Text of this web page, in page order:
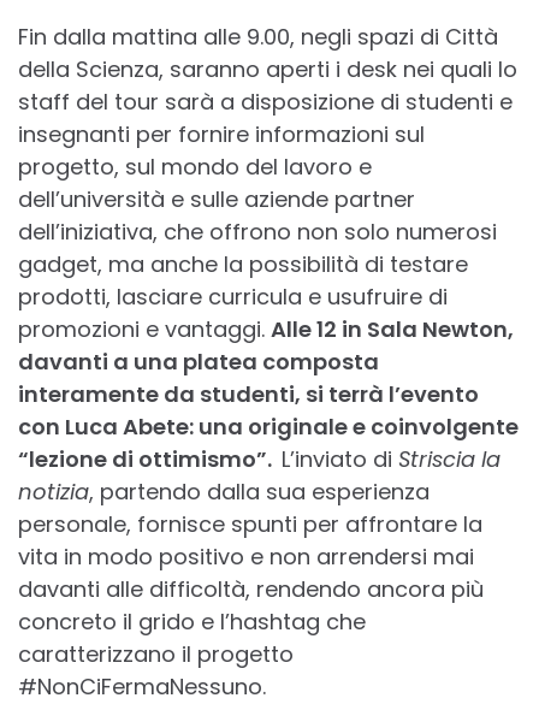
Fin dalla mattina alle 9.00, negli spazi di Città
della Scienza, saranno aperti i desk nei quali lo
staff del tour sarà a disposizione di studenti e
insegnanti per fornire informazioni sul
progetto, sul mondo del lavoro e
dell’università e sulle aziende partner
dell’iniziativa, che offrono non solo numerosi
gadget, ma anche la possibilità di testare
prodotti, lasciare curricula e usufruire di
promozioni e vantaggi. Alle 12 in Sala Newton,
davanti a una platea composta
interamente da studenti, si terrà l’evento
con Luca Abete: una originale e coinvolgente
“lezione di ottimismo”. L’inviato di Striscia la
notizia, partendo dalla sua esperienza
personale, fornisce spunti per affrontare la
vita in modo positivo e non arrendersi mai
davanti alle difficoltà, rendendo ancora più
concreto il grido e l’hashtag che
caratterizzano il progetto
#NonCiFermaNessuno.